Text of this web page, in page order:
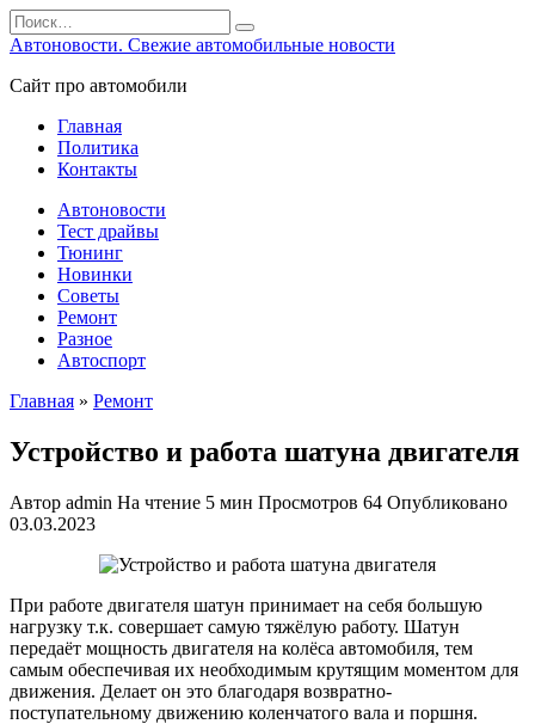
Перейти
к
Search
for:
Автоновости. Свежие автомобильные новости
Сайт про автомобили
Главная
Политика
Контакты
Автоновости
Тест драйвы
Тюнинг
Новинки
Советы
Ремонт
Разное
Автоспорт
Главная » Ремонт
Устройство и работа шатуна двигателя
Автор admin На чтение 5 мин Просмотров 64 Опубликовано
03.03.2023
При работе двигателя шатун принимает на себя большую
нагрузку т.к. совершает самую тяжёлую работу. Шатун
передаёт мощность двигателя на колёса автомобиля, тем
самым обеспечивая их необходимым крутящим моментом для
движения. Делает он это благодаря возвратно-
поступательному движению коленчатого вала и поршня.